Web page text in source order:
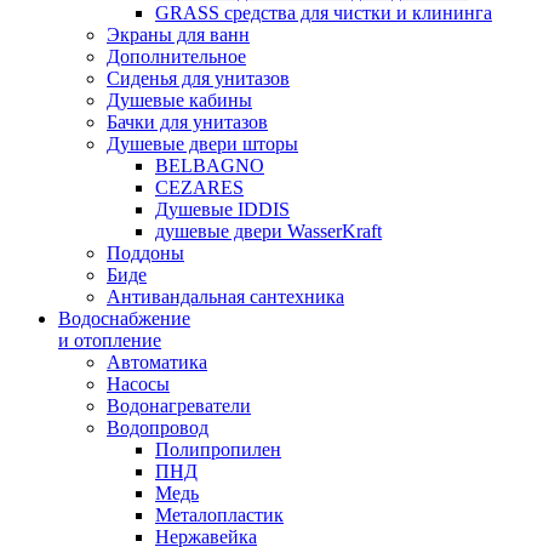
GRASS средства для чистки и клининга
Экраны для ванн
Дополнительное
Сиденья для унитазов
Душевые кабины
Бачки для унитазов
Душевые двери шторы
BELBAGNO
CEZARES
Душевые IDDIS
душевые двери WasserKraft
Поддоны
Биде
Антивандальная сантехника
Водоснабжение
и отопление
Автоматика
Насосы
Водонагреватели
Водопровод
Полипропилен
ПНД
Медь
Металопластик
Нержавейка